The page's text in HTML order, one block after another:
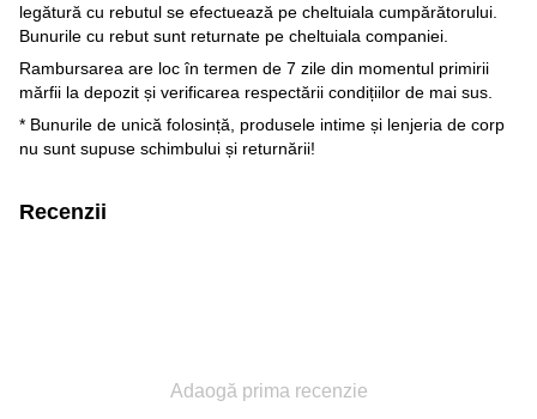
legătură cu rebutul se efectuează pe cheltuiala cumpărătorului.
Bunurile cu rebut sunt returnate pe cheltuiala companiei.
Rambursarea are loc în termen de 7 zile din momentul primirii
mărfii la depozit și verificarea respectării condițiilor de mai sus.
* Bunurile de unică folosință, produsele intime și lenjeria de corp
nu sunt supuse schimbului și returnării!
Recenzii
Adaogă prima recenzie